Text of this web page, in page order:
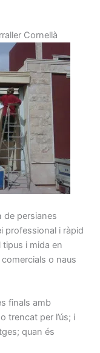
Cornellà
de persianes
professional i ràpid
tipus i mida en
comercials o naus
finals amb
o trencat per l’ús; i
; quan és